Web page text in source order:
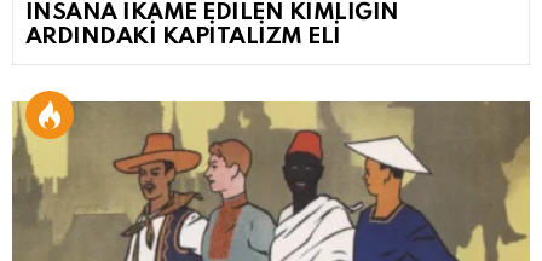
İNSANA İKAME EDİLEN KİMLİĞİN
ARDINDAKİ KAPİTALİZM ELİ